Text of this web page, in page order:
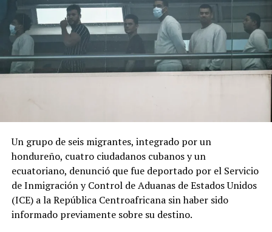
El cambio de Gobierno genera expectativas y
preocupación entre sectores de la población debido al
discurso de seguridad del nuevo presidente.
«Por los anuncios que ha hecho se nota que va a ser
como de una mano fuerte, ojalá que no vaya a haber una
nueva violencia», declaró a AFP Óscar Obando, un
trabajador de 67 años que se dedica a redactar
documentos en las calles de Cali utilizando una máquina
Un grupo de seis migrantes, integrado por un
hondureño, cuatro ciudadanos cubanos y un
ecuatoriano, denunció que fue deportado por el Servicio
de Inmigración y Control de Aduanas de Estados Unidos
(ICE) a la República Centroafricana sin haber sido
informado previamente sobre su destino.